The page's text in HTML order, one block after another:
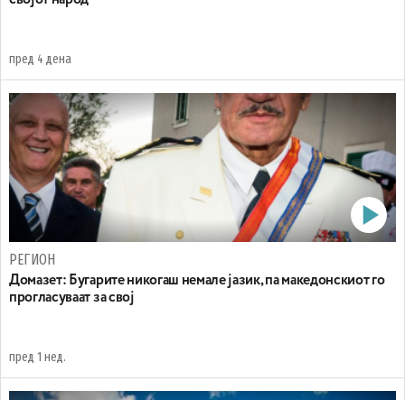
пред 4 дена
РЕГИОН
Домазет: Бугарите никогаш немале јазик, па македонскиот го
прогласуваат за свој
пред 1 нед.